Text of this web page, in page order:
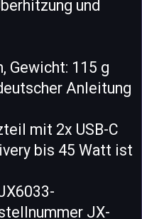
und
Gewicht: 115 g
Anleitung
mit 2x USB-C
bis 45 Watt ist
JX-